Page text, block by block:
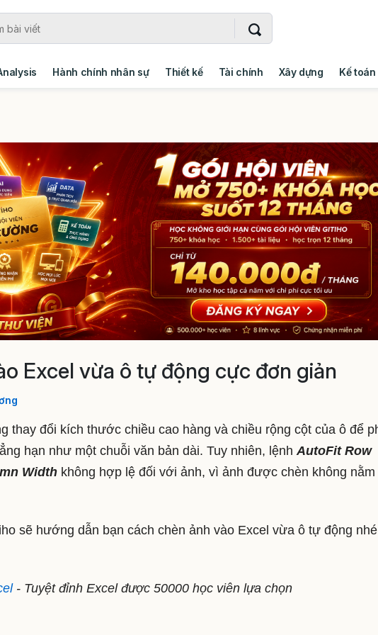
Hành chính nhân sự Thiết kế Tài chính Xây dựng Kế toán
Excel vừa ô tự động cực đơn giản
thay đổi kích thước chiều cao hàng và chiều rộng cột của ô để
hạn như một chuỗi văn bản dài. Tuy nhiên, lệnhAutoFit Row
Width không hợp lệ đối với ảnh, vì ảnh được chèn không nằm
sẽ hướng dẫn bạn cách chèn ảnh vào Excel vừa ô tự động
- Tuyệt đỉnh Excel được 50000 học viên lựa chọn